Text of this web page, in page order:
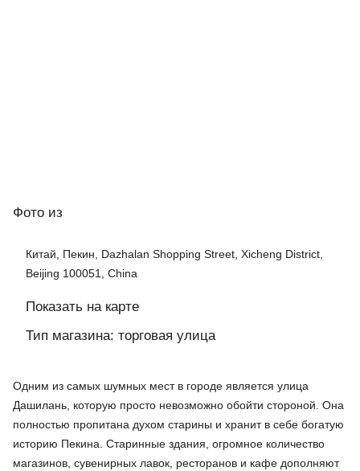
Фото из
Китай, Пекин, Dazhalan Shopping Street, Xicheng District,
Beijing 100051, China
Показать на карте
Тип магазина: торговая улица
Одним из самых шумных мест в городе является улица
Дашилань, которую просто невозможно обойти стороной. Она
полностью пропитана духом старины и хранит в себе богатую
историю Пекина. Старинные здания, огромное количество
магазинов, сувенирных лавок, ресторанов и кафе дополняют